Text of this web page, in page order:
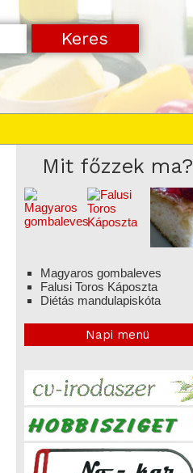
Mit főzzek ma?
Magyaros gombaleves
Falusi Toros Káposzta
Diétás mandulapiskóta
Napi menü